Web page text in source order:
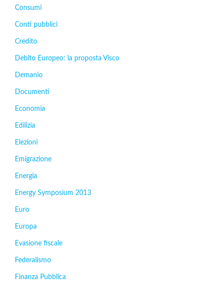
Consumi
Conti pubblici
Credito
Debito Europeo: la proposta Visco
Demanio
Documenti
Economia
Edilizia
Elezioni
Emigrazione
Energia
Energy Symposium 2013
Euro
Europa
Evasione fiscale
Federalismo
Finanza Pubblica